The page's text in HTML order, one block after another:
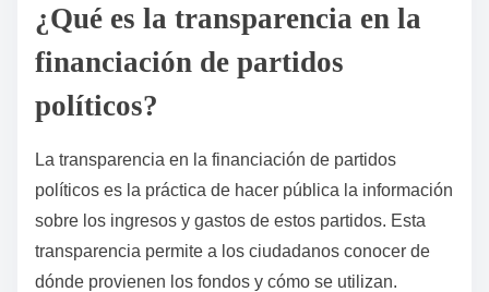
¿Qué es la transparencia en la
financiación de partidos
políticos?
La transparencia en la financiación de partidos
políticos es la práctica de hacer pública la información
sobre los ingresos y gastos de estos partidos. Esta
transparencia permite a los ciudadanos conocer de
dónde provienen los fondos y cómo se utilizan.